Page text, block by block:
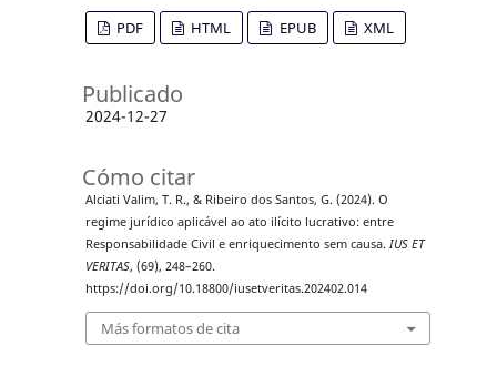
PDF HTML EPUB XML
Publicado
2024-12-27
Cómo citar
Alciati Valim, T. R., & Ribeiro dos Santos, G. (2024). O
regime jurídico aplicável ao ato ilícito lucrativo: entre
Responsabilidade Civil e enriquecimento sem causa. IUS ET
VERITAS, (69), 248–260.
https://doi.org/10.18800/iusetveritas.202402.014
Más formatos de cita